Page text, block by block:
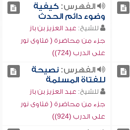
الفهرس:كيفية
وضوء دائم الحدث
للشيخ: عبد العزيز بن باز
جزء من محاضرة ( فتاوى نور
على الدرب (724))
الفهرس:نصيحة
للفتاة المسلمة
للشيخ: عبد العزيز بن باز
جزء من محاضرة ( فتاوى نور
على الدرب (924))